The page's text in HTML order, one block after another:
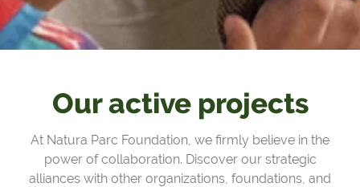
Our active projects
At Natura Parc Foundation, we firmly believe in the
power of collaboration. Discover our strategic
alliances with other organizations, foundations, and